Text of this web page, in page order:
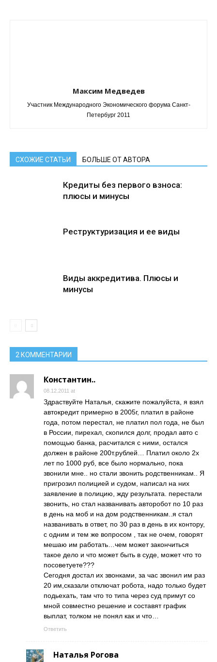
Максим Медведев
Участник Международного Экономического форума Санкт-
Петербург 2011
СХОЖИЕ СТАТЬИ БОЛЬШЕ ОТ АВТОРА
Кредиты без первого взноса:
плюсы и минусы
Реструктуризация и ее виды
Виды аккредитива. Плюсы и
минусы
2 КОММЕНТАРИИ
Константин..
08.12.2011 at
Здраствуйте Наталья, скажите пожалуйста, я взял
автокредит примерно в 2005г, платил в районе
года, потом перестал, не платил пол года, не был
в России, пирехал, скопился долг, продал авто с
помощью банка, расчитался с ними, остался
должен в районе 200т.рублей… Платил около 2х
лет по 1000 руб, все было нормально, пока
звонили мне.. но стали звонить родственникам.. Я
пригрозил полицией и судом, написал на них
заявление в полицию, жду результата. перестали
звонить, но стал названивать авторобот по 10 раз
в день на моб и на дом родственникам..я стал
названивать в ответ, по 30 раз в день в их контору,
с одним и тем же вопросом , так не очем, говорят
мешаю им работать…чем может закончиться
такое дело и что может быть в суде, может что то
посоветуете???
Сегодня достал их звонками, за час звонил им раз
20 им,сказали отключат робота, надо только будет
подьехать, там что то типа через суд примут со
мной совместно решение и составят график
выплат, толком не понял как и что…
Ответить
Наталья Рогова